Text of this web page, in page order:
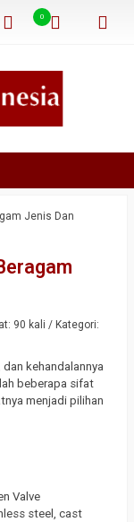
0
Jenis Dan
90 kali / Kategori:
kehandalannya
beberapa sifat
menjadi pilihan
Valve
steel, cast